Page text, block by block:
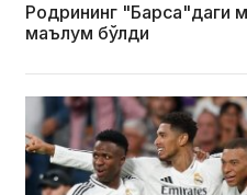
Родрининг "Барса"даги
маълум бўлди